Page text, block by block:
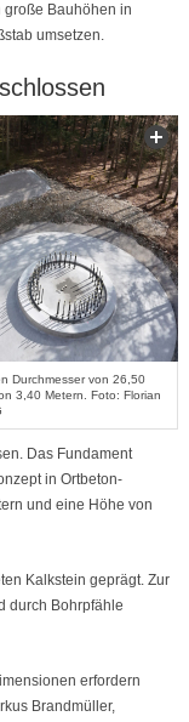
Bauhöhen in
umsetzen.
Durchmesser von 26,50
3,40 Metern. Foto: Florian
Das Fundament
in Ortbeton-
und eine Höhe von
Kalkstein geprägt. Zur
durch Bohrpfähle
erfordern
Brandmüller,